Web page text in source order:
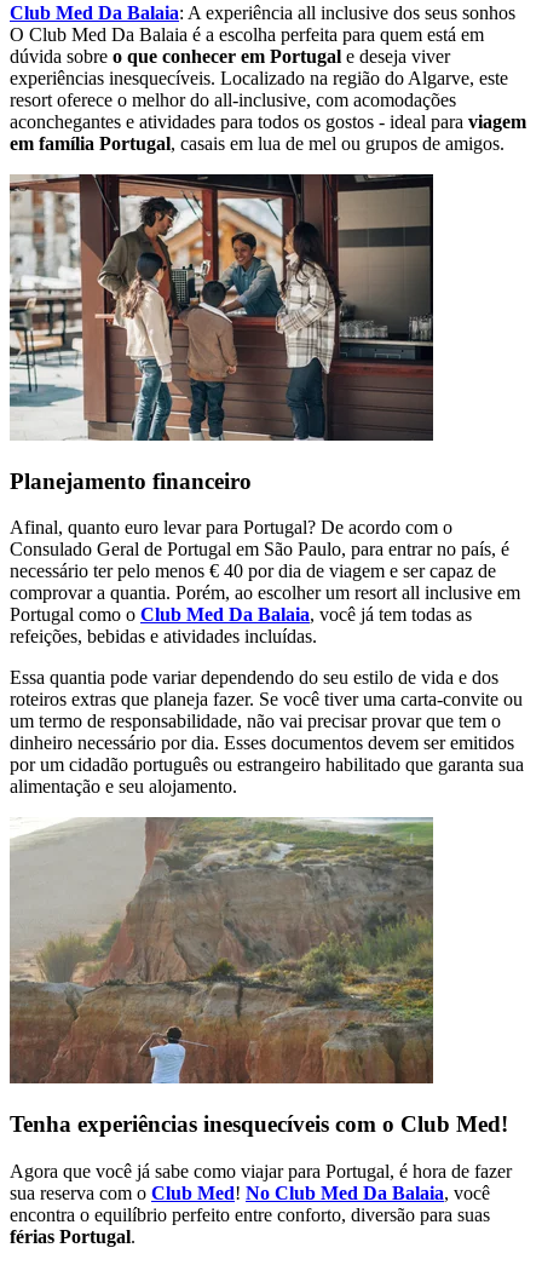
Club Med Da Balaia: A experiência all inclusive dos seus sonhos
O Club Med Da Balaia é a escolha perfeita para quem está em
dúvida sobre o que conhecer em Portugal e deseja viver
experiências inesquecíveis. Localizado na região do Algarve, este
resort oferece o melhor do all-inclusive, com acomodações
aconchegantes e atividades para todos os gostos - ideal para viagem
em família Portugal, casais em lua de mel ou grupos de amigos.
Planejamento financeiro
Afinal, quanto euro levar para Portugal? De acordo com o
Consulado Geral de Portugal em São Paulo, para entrar no país, é
necessário ter pelo menos € 40 por dia de viagem e ser capaz de
comprovar a quantia. Porém, ao escolher um resort all inclusive em
Portugal como o Club Med Da Balaia, você já tem todas as
refeições, bebidas e atividades incluídas.
Essa quantia pode variar dependendo do seu estilo de vida e dos
roteiros extras que planeja fazer. Se você tiver uma carta-convite ou
um termo de responsabilidade, não vai precisar provar que tem o
dinheiro necessário por dia. Esses documentos devem ser emitidos
por um cidadão português ou estrangeiro habilitado que garanta sua
alimentação e seu alojamento.
Tenha experiências inesquecíveis com o Club Med!
Agora que você já sabe como viajar para Portugal, é hora de fazer
sua reserva com o Club Med! No Club Med Da Balaia, você
encontra o equilíbrio perfeito entre conforto, diversão para suas
férias Portugal.